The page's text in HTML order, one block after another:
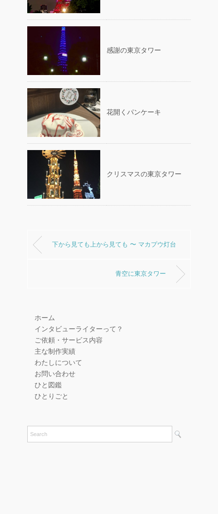
感謝の東京タワー
花開くパンケーキ
クリスマスの東京タワー
下から見ても上から見ても 〜 マカプウ灯台
青空に東京タワー
ホーム
インタビューライターって？
ご依頼・サービス内容
主な制作実績
わたしについて
お問い合わせ
ひと図鑑
ひとりごと